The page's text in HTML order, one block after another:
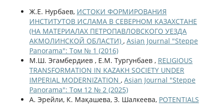
Ж.Е. Нурбаев, ИСТОКИ ФОРМИРОВАНИЯ
ИНСТИТУТОВ ИСЛАМА В СЕВЕРНОМ КАЗАХСТАНЕ
(НА МАТЕРИАЛАХ ПЕТРОПАВЛОВСКОГО УЕЗДА
АКМОЛИНСКОЙ ОБЛАСТИ) , Asian Journal "Steppe
Panorama": Том № 1 (2016)
М.Ш. Эгамбердиев , Е.М. Тургунбаев , RELIGIOUS
TRANSFORMATION IN KAZAKH SOCIETY UNDER
IMPERIAL MODERNIZATION , Asian Journal "Steppe
Panorama": Том 12 № 2 (2025)
А. Эрейли, К. Мақашева, З. Шалкеева, POTENTIALS